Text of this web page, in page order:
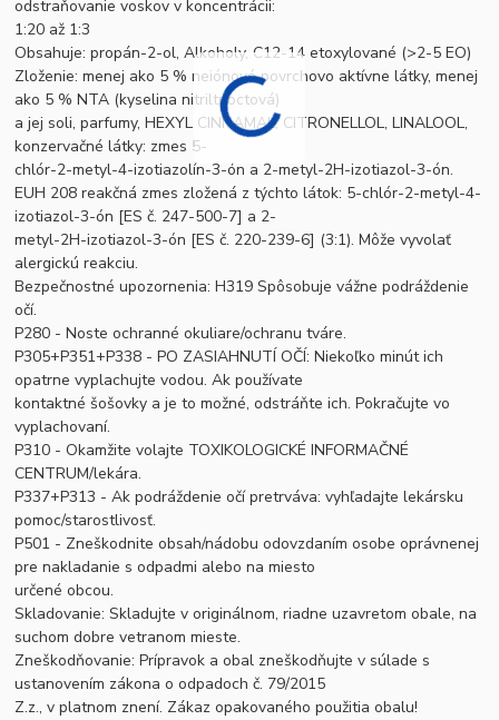
odstraňovanie voskov v koncentrácii:
1:20 až 1:3
Obsahuje: propán-2-ol, Alkoholy, C12-14 etoxylované (>2-5 EO)
Zloženie: menej ako 5 % neiónové povrchovo aktívne látky, menej
ako 5 % NTA (kyselina nitriltrioctová)
a jej soli, parfumy, HEXYL CINNAMAL, CITRONELLOL, LINALOOL,
konzervačné látky: zmes 5-
chlór-2-metyl-4-izotiazolín-3-ón a 2-metyl-2H-izotiazol-3-ón.
EUH 208 reakčná zmes zložená z týchto látok: 5-chlór-2-metyl-4-
izotiazol-3-ón [ES č. 247-500-7] a 2-
metyl-2H-izotiazol-3-ón [ES č. 220-239-6] (3:1). Môže vyvolať
alergickú reakciu.
Bezpečnostné upozornenia: H319 Spôsobuje vážne podráždenie
očí.
P280 - Noste ochranné okuliare/ochranu tváre.
P305+P351+P338 - PO ZASIAHNUTÍ OČÍ: Niekoľko minút ich
opatrne vyplachujte vodou. Ak používate
kontaktné šošovky a je to možné, odstráňte ich. Pokračujte vo
vyplachovaní.
P310 - Okamžite volajte TOXIKOLOGICKÉ INFORMAČNÉ
CENTRUM/lekára.
P337+P313 - Ak podráždenie očí pretrváva: vyhľadajte lekársku
pomoc/starostlivosť.
P501 - Zneškodnite obsah/nádobu odovzdaním osobe oprávnenej
pre nakladanie s odpadmi alebo na miesto
určené obcou.
Skladovanie: Skladujte v originálnom, riadne uzavretom obale, na
suchom dobre vetranom mieste.
Zneškodňovanie: Prípravok a obal zneškodňujte v súlade s
ustanovením zákona o odpadoch č. 79/2015
Z.z., v platnom znení. Zákaz opakovaného použitia obalu!